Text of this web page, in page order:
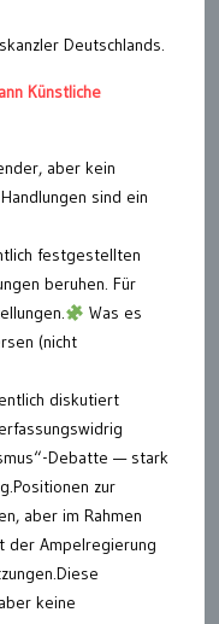
Deutschlands.
Künstliche
aber kein
sind ein
festgestellten
beruhen. Für
Was es
(nicht
diskutiert
Debatte — stark
zur
aber im Rahmen
der Ampelregierung
keine